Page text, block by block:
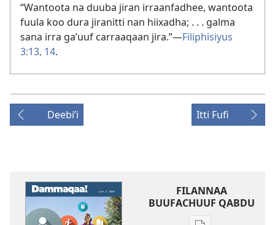
“Wantoota na duuba jiran irraanfadhee, wantoota
fuula koo dura jiranitti nan hiixadha; . . . galma
sana irra gaʼuuf carraaqaan jira.”—Filiphisiyus
3:13, 14.
Deebiʼi Itti Fufi
FILANNAA
BUUFACHUUF QABDU